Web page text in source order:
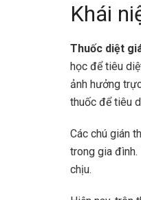
Khái
Thuốc diệt
học để tiêu
ảnh hưởng
thuốc để tiêu
Các chú gián
trong gia
chịu.